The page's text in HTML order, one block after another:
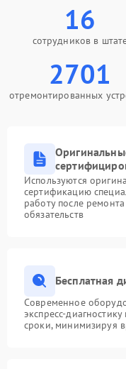
16
сотрудников в
2701
отремонтированных
Используются
сертификацию
работу после
обязательств
Бесплатная
Современное
экспресс-
сроки, минимизируя